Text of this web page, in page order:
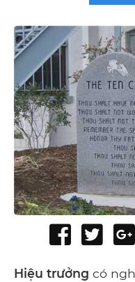
Share
Facebook
Tweet
Hiệu trưởng có